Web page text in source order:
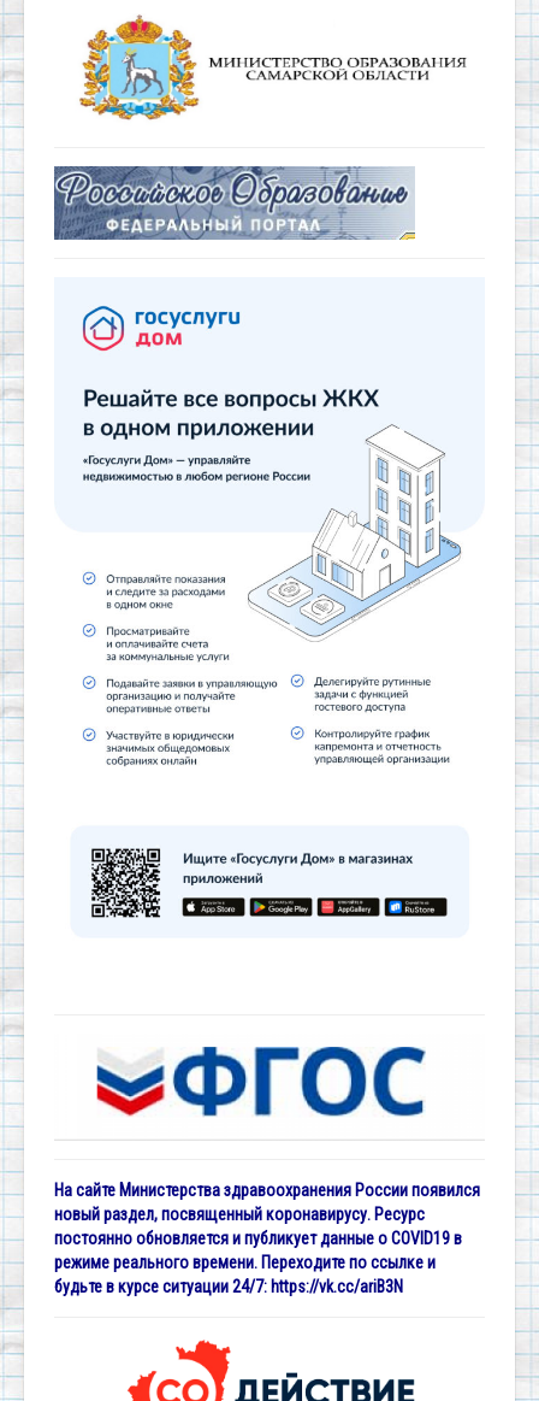
На сайте Министерства здравоохранения России появился
новый раздел, посвященный коронавирусу. Ресурс
постоянно обновляется и публикует данные о COVID19 в
режиме реального времени. Переходите по ссылке и
будьте в курсе ситуации 24/7: https://vk.cc/ariB3N